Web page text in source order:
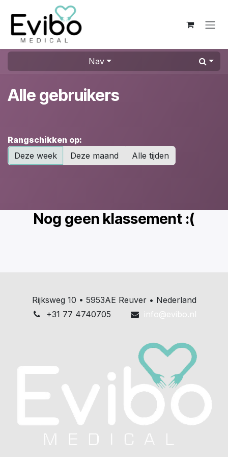
Overslaan naar inhoud
Nav
Alle gebruikers
Rangschikken op:
Deze week
Deze maand Alle tijden
Nog geen klassement :(
Rijksweg 10 • 5953AE Reuver • Nederland
+31 77 4740705
info@evibo.nl